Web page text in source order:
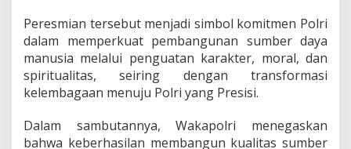
k
a
p
o
l
r
e
g
Peresmian tersebut menjadi simbol komitmen Polri
dalam memperkuat pembangunan sumber daya
manusia melalui penguatan karakter, moral, dan
spiritualitas, seiring dengan transformasi
kelembagaan menuju Polri yang Presisi.
Dalam sambutannya, Wakapolri menegaskan
bahwa keberhasilan membangun kualitas sumber